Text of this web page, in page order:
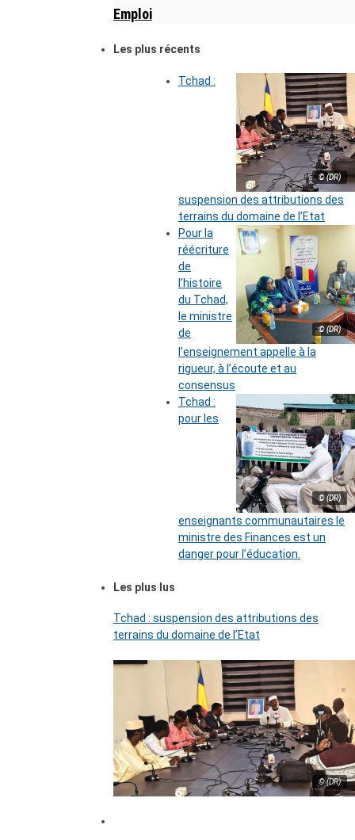
Emploi
Les plus récents
© (DR)
Tchad :
suspension des attributions des
terrains du domaine de l’Etat
© (DR)
Pour la
réécriture
de
l’histoire
du Tchad,
le ministre
de
l’enseignement appelle à la
rigueur, à l’écoute et au
consensus
© (DR)
Tchad :
pour les
enseignants communautaires le
ministre des Finances est un
danger pour l’éducation.
Les plus lus
Tchad : suspension des attributions des
terrains du domaine de l’Etat
© (DR)